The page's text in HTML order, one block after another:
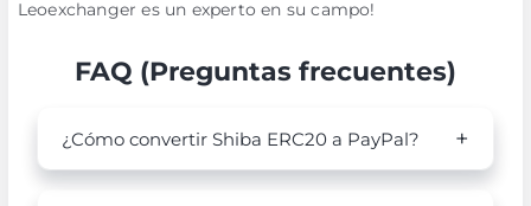
Leoexchanger es un experto en su campo!
FAQ (Preguntas frecuentes)
¿Cómo convertir Shiba ERC20 a PayPal?